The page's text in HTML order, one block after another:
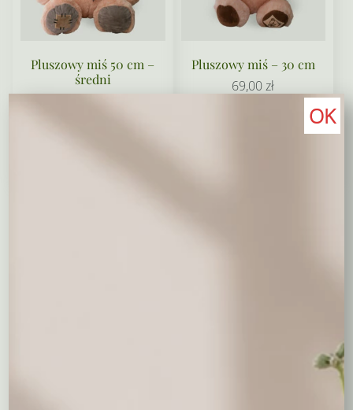
Pluszowy miś 50 cm –
średni
Pluszowy miś – 30 cm
69,00zł
OK